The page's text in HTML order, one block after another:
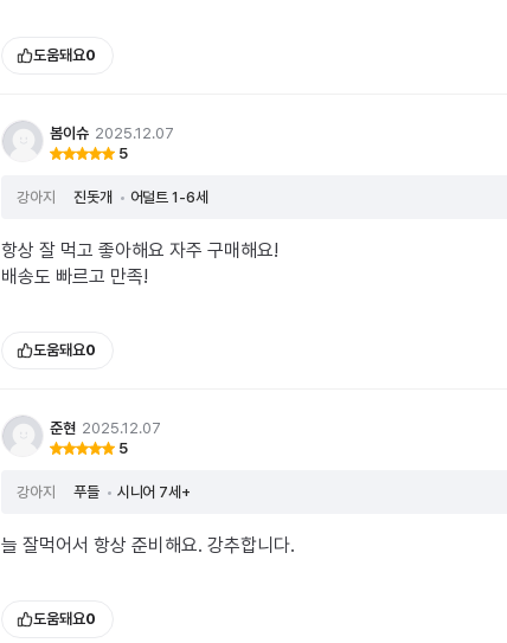
도움돼요0
봄이슈 2025.12.07
5
강아지 진돗개 어덜트 1-6세
항상 잘 먹고 좋아해요 자주 구매해요!
배송도 빠르고 만족!
도움돼요0
준현 2025.12.07
5
강아지 푸들 시니어 7세+
늘 잘먹어서 항상 준비해요. 강추합니다.
도움돼요0